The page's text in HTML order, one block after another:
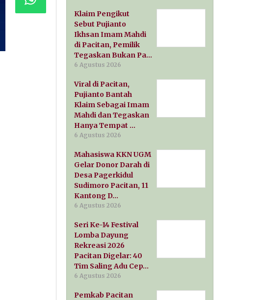
Klaim Pengikut
Sebut Pujianto
Ikhsan Imam Mahdi
di Pacitan, Pemilik
Tegaskan Bukan Pa…
6 Agustus 2026
Viral di Pacitan,
Pujianto Bantah
Klaim Sebagai Imam
Mahdi dan Tegaskan
Hanya Tempat …
6 Agustus 2026
Mahasiswa KKN UGM
Gelar Donor Darah di
Desa Pagerkidul
Sudimoro Pacitan, 11
Kantong D…
6 Agustus 2026
Seri Ke-14 Festival
Lomba Dayung
Rekreasi 2026
Pacitan Digelar: 40
Tim Saling Adu Cep…
6 Agustus 2026
Pemkab Pacitan